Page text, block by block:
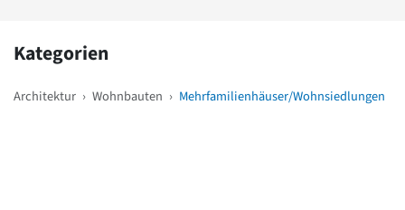
Kategorien
Architektur › Wohnbauten › Mehrfamilienhäuser/Wohnsiedlungen